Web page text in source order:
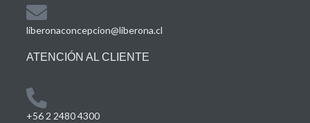
liberonaconcepcion@liberona.cl
ATENCIÓN AL CLIENTE
+56 2 2480 4300